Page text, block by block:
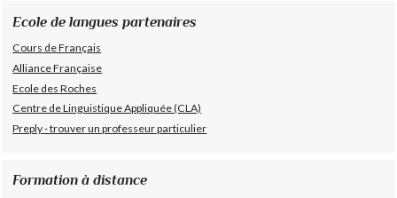
Ecole de langues partenaires
Cours de Français
Alliance Française
Ecole des Roches
Centre de Linguistique Appliquée (CLA)
Preply - trouver un professeur particulier
Formation à distance